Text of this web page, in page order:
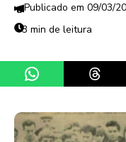
09/03/
3 min de leitura
Share on WhatsApp